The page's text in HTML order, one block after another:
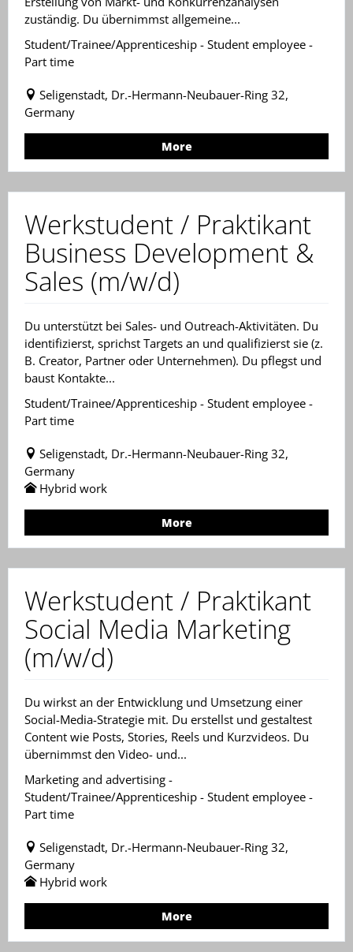
zuständig. Du übernimmst allgemeine...
Student/Trainee/Apprenticeship - Student employee -
Part time
Seligenstadt, Dr.-Hermann-Neubauer-Ring 32,
Germany
More
Werkstudent / Praktikant
Business Development &
Sales (m/w/d)
Du unterstützt bei Sales- und Outreach-Aktivitäten. Du
identifizierst, sprichst Targets an und qualifizierst sie (z.
B. Creator, Partner oder Unternehmen). Du pflegst und
baust Kontakte...
Student/Trainee/Apprenticeship - Student employee -
Part time
Seligenstadt, Dr.-Hermann-Neubauer-Ring 32,
Germany
Hybrid work
More
Werkstudent / Praktikant
Social Media Marketing
(m/w/d)
Du wirkst an der Entwicklung und Umsetzung einer
Social-Media-Strategie mit. Du erstellst und gestaltest
Content wie Posts, Stories, Reels und Kurzvideos. Du
übernimmst den Video- und...
Marketing and advertising -
Student/Trainee/Apprenticeship - Student employee -
Part time
Seligenstadt, Dr.-Hermann-Neubauer-Ring 32,
Germany
Hybrid work
More